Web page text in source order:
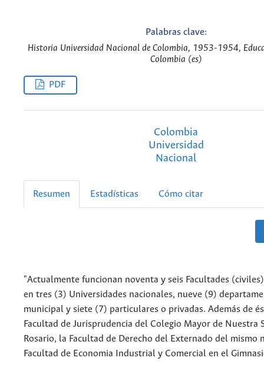
Palabras clave:
Historia Universidad Nacional de Colombia, 1953-1954,
Colombia (es)
PDF
Colombia
Universidad
Nacional
Resumen Estadísticas Cómo citar
"Actualmente funcionan noventa y seis Facultades
en tres (3) Universidades nacionales, nueve (9)
municipal y siete (7) particulares o privadas. Además de
Facultad de Jurisprudencia del Colegio Mayor de Nuestra
Rosario, la Facultad de Derecho del Externado del mismo
Facultad de Economia Industrial y Comercial en el